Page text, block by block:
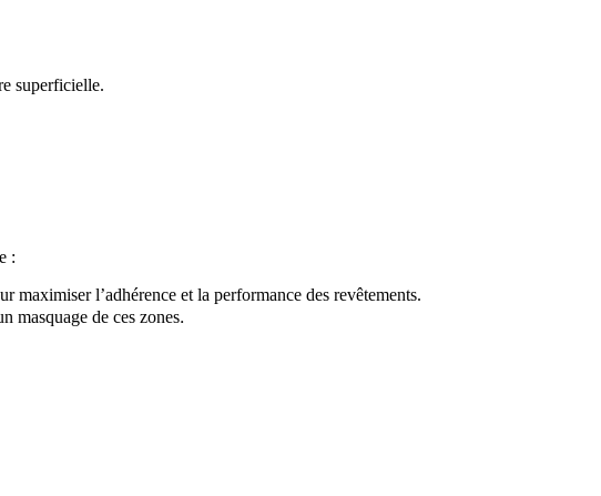
superficielle.
:
l’adhérence et la performance des revêtements.
masquage de ces zones.